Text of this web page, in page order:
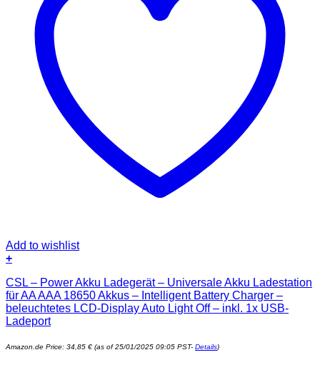
Add to wishlist
+
CSL – Power Akku Ladegerät – Universale Akku Ladestation
für AA AAA 18650 Akkus – Intelligent Battery Charger –
beleuchtetes LCD-Display Auto Light Off – inkl. 1x USB-
Ladeport
Amazon.de Price: 34,85 € (as of 25/01/2025 09:05 PST- Details)